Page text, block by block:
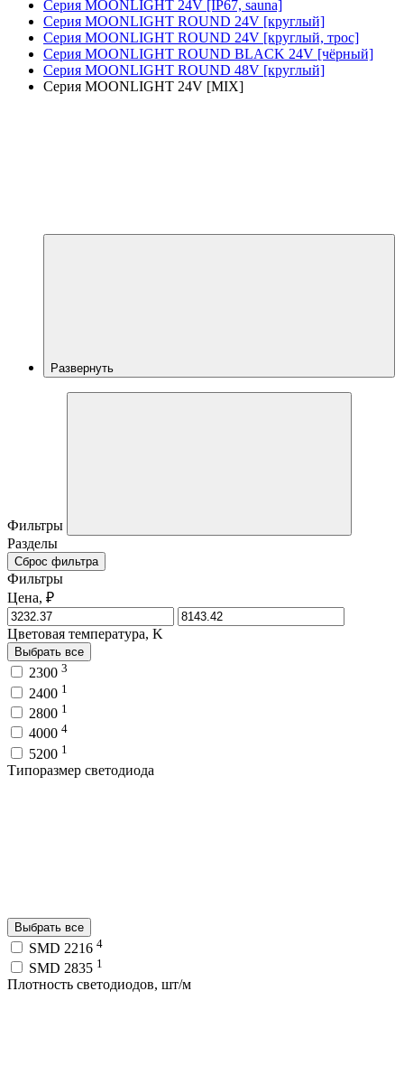
Серия MOONLIGHT 24V [IP67, sauna]
Серия MOONLIGHT ROUND 24V [круглый]
Серия MOONLIGHT ROUND 24V [круглый, трос]
Серия MOONLIGHT ROUND BLACK 24V [чёрный]
Серия MOONLIGHT ROUND 48V [круглый]
Серия MOONLIGHT 24V [MIX]
Развернуть
Фильтры
Разделы
Сброс фильтра
Фильтры
Цена, ₽
Цветовая температура, K
Выбрать все
2300 3
2400 1
2800 1
4000 4
5200 1
Типоразмер светодиода
Выбрать все
SMD 2216 4
SMD 2835 1
Плотность светодиодов, шт/м